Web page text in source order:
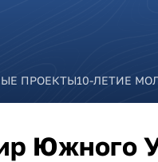
ПРОЕКТЫ10-ЛЕТИЕ
Южного